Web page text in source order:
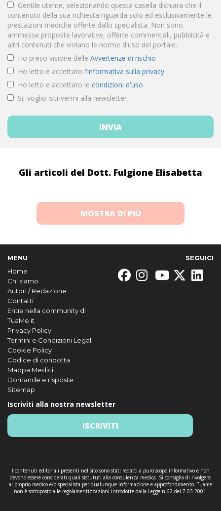
Gentile utente, selezionando questa casella dichiara che il
contenuto della sua richiesta riguarda solo ed esclusivamente le
prestazioni mediche offerte dallo specialista. Non sono
ammesse proposte lavorative, offerte commerciali, pubblicità e
altri contenuti che violano le norme d'uso del portale.
Ho preso visione delle Avvertenze di rischio
Ho letto e accettato l'informativa sulla privacy
Ho letto e accettato le condizioni d'uso
Si, voglio iscrivermi alla newsletter
Gli articoli del Dott. Fulgione Elisabetta
MOSTRA DI PIÙ
MENU
Home
Chi siamo
Autori / Redazione
Contatti
Entra nella community di
TuaMe.it
Privacy Policy
Termini e Condizioni Legali
Cookie Policy
Codice di condotta
Mappa Medici
Domande e risposte
Sitemap
SEGUICI
Iscriviti alla nostra newsletter
ISCRIVITI
I contenuti editoriali presenti nel sito sono stati redatti a puro scopo informativo e non
devono essere considerati quali sistututi alla consulenza medica. Si consiglia di rivolgersi
al proprio medico e/o specialista per qualunque informazione e approfondimento. Tuame
non è sottoposto alle regolamentizzazioni introdotte dalla Legge n.62 del 7.03.2001.